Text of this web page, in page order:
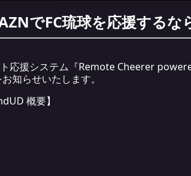
でFC琉球を応援するな
応援システム『Remote Cheerer
知らせいたします。
概要】